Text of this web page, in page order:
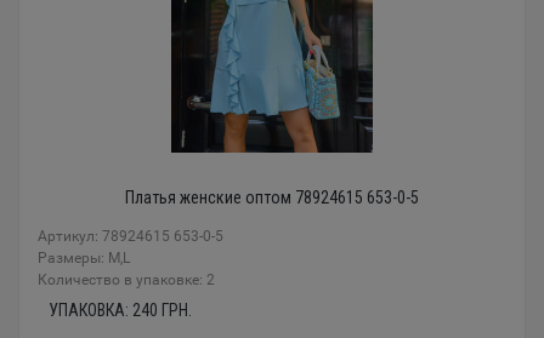
Платья женские оптом 78924615 653-0-5
Артикул: 78924615 653-0-5
Размеры: M,L
Количество в упаковке: 2
УПАКОВКА: 240 ГРН.